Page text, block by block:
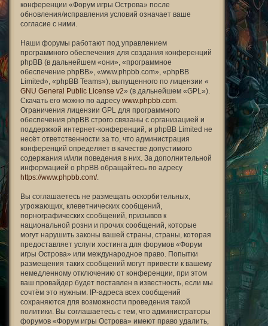
конференции «Форум игры Острова» после
обновления/исправления условий означает ваше
согласие с ними.
Наши форумы работают под управлением
программного обеспечения для создания конференций
phpBB (в дальнейшем «они», «программное
обеспечение phpBB», «www.phpbb.com», «phpBB
Limited», «phpBB Teams»), выпущенного по лицензии «
GNU General Public License v2» (в дальнейшем «GPL»).
Скачать его можно по адресу www.phpbb.com.
Ограничения лицензии GPL для программного
обеспечения phpBB строго связаны с организацией и
поддержкой интернет-конференций, и phpBB Limited не
несёт ответственности за то, что администрация
конференций определяет в качестве допустимого
содержания и/или поведения в них. За дополнительной
информацией о phpBB обращайтесь по адресу
https://www.phpbb.com/.
Вы соглашаетесь не размещать оскорбительных,
угрожающих, клеветнических сообщений,
порнографических сообщений, призывов к
национальной розни и прочих сообщений, которые
могут нарушить законы вашей страны, страны, которая
предоставляет услуги хостинга для форумов «Форум
игры Острова» или международное право. Попытки
размещения таких сообщений могут привести к вашему
немедленному отключению от конференции, при этом
ваш провайдер будет поставлен в известность, если мы
сочтём это нужным. IP-адреса всех сообщений
сохраняются для возможности проведения такой
политики. Вы соглашаетесь с тем, что администраторы
форумов «Форум игры Острова» имеют право удалить,